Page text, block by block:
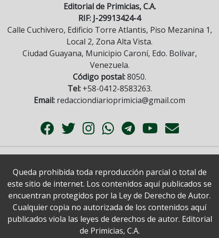
Editorial de Primicias, C.A.
RIF: J-29913424-4
Calle Cuchivero, Edificio Torre Atlantis, Piso Mezanina 1,
Local 2, Zona Alta Vista.
Ciudad Guayana, Municipio Caroní, Edo. Bolívar,
Venezuela.
Código postal:8050.
Tel:+58-0412-8583263.
Email: redacciondiarioprimicia@gmail.com
Queda prohibida toda reproducción parcial o total de
este sitio de internet. Los contenidos aquí publicados se
encuentran protegidos por la Ley de Derecho de Autor.
Cualquier copia no autorizada de los contenidos aquí
publicados viola las leyes de derechos de autor. Editorial
de Primicias, C.A.